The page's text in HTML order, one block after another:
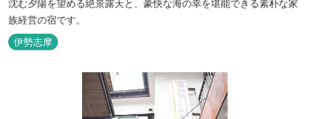
沈む夕陽を望める絶景露天と、豪快な海の幸を堪能できる素朴な家
族経営の宿です。
伊勢志摩